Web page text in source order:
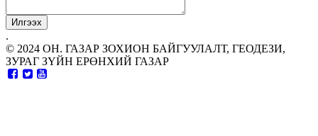
.
© 2024 ОН. ГАЗАР ЗОХИОН БАЙГУУЛАЛТ, ГЕОДЕЗИ,
ЗУРАГ ЗҮЙН ЕРӨНХИЙ ГАЗАР